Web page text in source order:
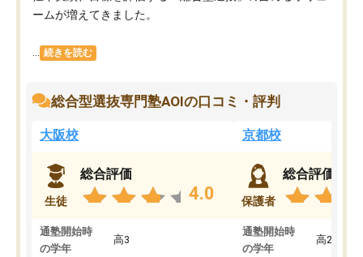
ームが増えてきました。
続きを読む
総合型選抜専門塾AOIの口コミ・評判
大阪校
生徒
総合評価
4.0
通塾開始時
の学年
高3
京都校
保護者
総合評価
通塾開始時
の学年
高2